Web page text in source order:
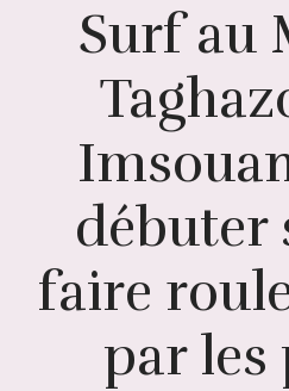
Surf au
débuter
faire
par les